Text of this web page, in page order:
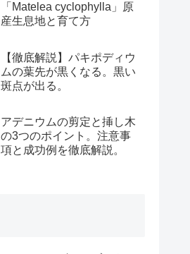
「Matelea cyclophylla」原
産生息地と育て方
【徹底解説】パキポディウ
ムの葉先が黒くなる。黒い
斑点が出る。
アデニウムの剪定と挿し木
の3つのポイント。注意事
項と成功例を徹底解説。